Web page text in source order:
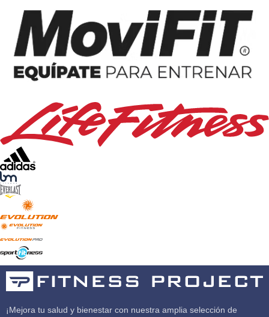
¡Mejora tu salud y bienestar con nuestra amplia selección de